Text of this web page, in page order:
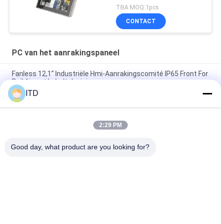
TBA MOQ:1pcs
CONTACT
PC van het aanrakingspaneel
Fanless 12,1“ Industriële Hmi-Aanrakingscomité IP65 Front For
Rail Airport kabeltelevisie
10.1“ Industriële Touch screenpc Linux Ubuntu 18,04 de
Aanrakingscomité van 14bit GPIO PCAP
Comité van het Touche screenpc Linux van RK3288 350nits
ITD
2:29 PM
Good day, what product are you looking for?